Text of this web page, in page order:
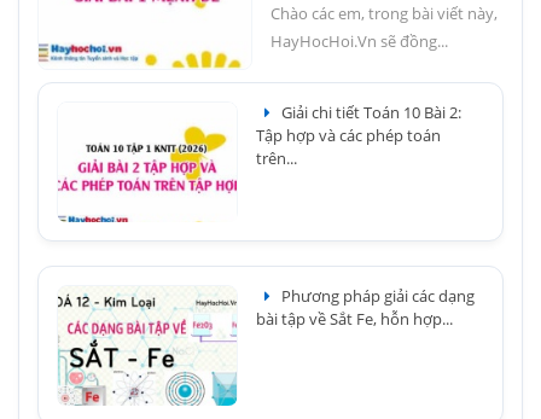
Chào các em, trong bài viết này,
HayHocHoi.Vn sẽ đồng...
Giải chi tiết Toán 10 Bài 2:
Tập hợp và các phép toán
trên...
Phương pháp giải các dạng
bài tập về Sắt Fe, hỗn hợp...